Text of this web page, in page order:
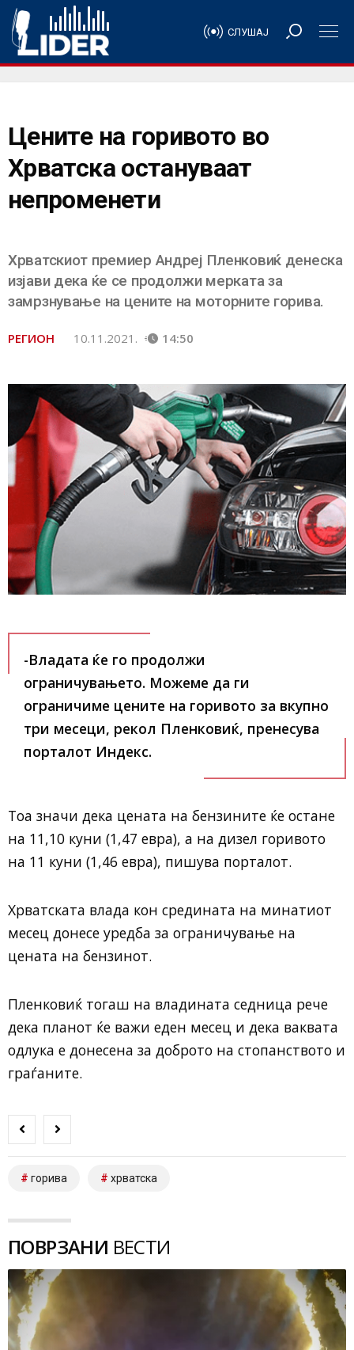
СЛУШАЈ
Цените на горивото во
Хрватска остануваат
непроменети
Хрватскиот премиер Андреј Пленковиќ денеска
изјави дека ќе се продолжи мерката за
замрзнување на цените на моторните горива.
РЕГИОН 10.11.2021. 14:50
-Владата ќе го продолжи
ограничувањето. Можеме да ги
ограничиме цените на горивото за вкупно
три месеци, рекол Пленковиќ, пренесува
порталот Индекс.
Тоа значи дека цената на бензините ќе остане
на 11,10 куни (1,47 евра), а на дизел горивото
на 11 куни (1,46 евра), пишува порталот.
Хрватската влада кон средината на минатиот
месец донесе уредба за ограничување на
цената на бензинот.
Пленковиќ тогаш на владината седница рече
дека планот ќе важи еден месец и дека ваквата
одлука е донесена за доброто на стопанството и
граѓаните.
горива хрватска
ПОВРЗАНИ ВЕСТИ